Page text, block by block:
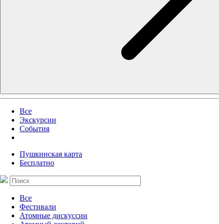
Все
Экскурсии
События
Пушкинская карта
Бесплатно
Все
Фестивали
Атомные дискуссии